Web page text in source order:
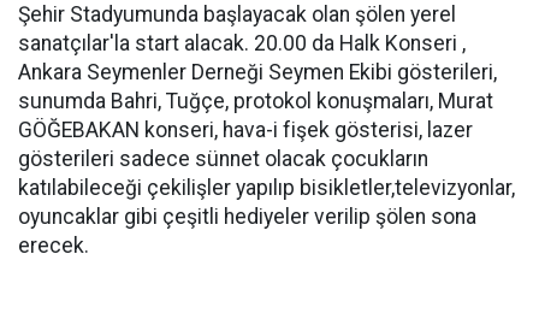
Şehir Stadyumunda başlayacak olan şölen yerel
sanatçılar'la start alacak. 20.00 da Halk Konseri ,
Ankara Seymenler Derneği Seymen Ekibi gösterileri,
sunumda Bahri, Tuğçe, protokol konuşmaları, Murat
GÖĞEBAKAN konseri, hava-i fişek gösterisi, lazer
gösterileri sadece sünnet olacak çocukların
katılabileceği çekilişler yapılıp bisikletler,televizyonlar,
oyuncaklar gibi çeşitli hediyeler verilip şölen sona
erecek.